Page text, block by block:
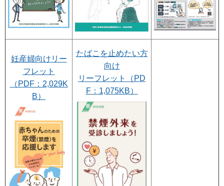
妊産婦向けリー
フレット
（PDF：2,029K
B）
たばこを止めたい方
向け
リーフレット（PD
F：1,075KB）